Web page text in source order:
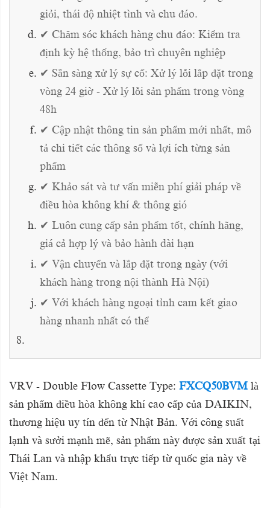
giỏi, thái độ nhiệt tình và chu đáo.
✔ Chăm sóc khách hàng chu đáo: Kiểm tra
định kỳ hệ thống, bảo trì chuyên nghiệp
✔ Sẵn sàng xử lý sự cố: Xử lý lỗi lắp đặt trong
vòng 24 giờ - Xử lý lỗi sản phẩm trong vòng
48h
✔ Cập nhật thông tin sản phẩm mới nhất, mô
tả chi tiết các thông số và lợi ích từng sản
phẩm
✔ Khảo sát và tư vấn miễn phí giải pháp về
điều hòa không khí & thông gió
✔ Luôn cung cấp sản phẩm tốt, chính hãng,
giá cả hợp lý và bảo hành dài hạn
✔ Vận chuyển và lắp đặt trong ngày (với
khách hàng trong nội thành Hà Nội)
✔ Với khách hàng ngoại tỉnh cam kết giao
hàng nhanh nhất có thể
VRV - Double Flow Cassette Type: FXCQ50BVM là
sản phẩm điều hòa không khí cao cấp của DAIKIN,
thương hiệu uy tín đến từ Nhật Bản. Với công suất
lạnh và sưởi mạnh mẽ, sản phẩm này được sản xuất tại
Thái Lan và nhập khẩu trực tiếp từ quốc gia này về
Việt Nam.